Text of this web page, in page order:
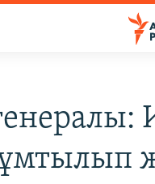
ұмтылып